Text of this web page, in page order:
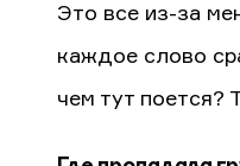
Это все из-за
каждое слово
чем тут поется?